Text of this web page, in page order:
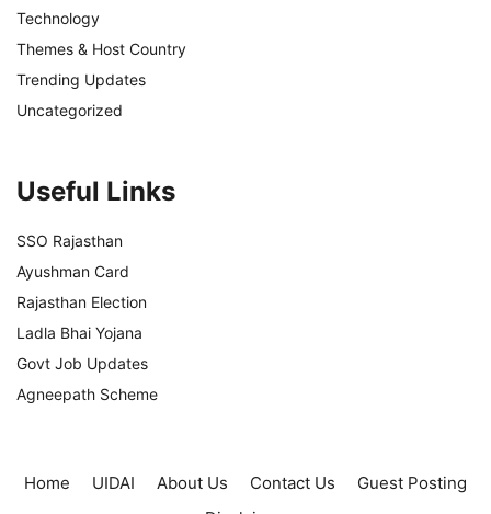
Technology
Themes & Host Country
Trending Updates
Uncategorized
Useful Links
SSO Rajasthan
Ayushman Card
Rajasthan Election
Ladla Bhai Yojana
Govt Job Updates
Agneepath Scheme
Home UIDAI About Us Contact Us
Guest Posting